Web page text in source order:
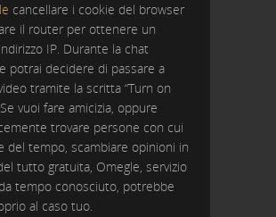
cancellare i cookie del browser
il router per ottenere un
IP. Durante la chat
potrai decidere di passare a
tramite la scritta “Turn on
vuoi fare amicizia, oppure
trovare persone con cui
del tempo, scambiare opinioni in
tutto gratuita, Omegle, servizio
tempo conosciuto, potrebbe
al caso tuo.